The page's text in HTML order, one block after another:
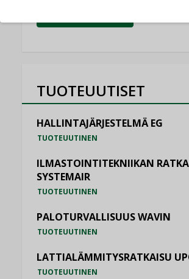
TUOTEUUTISET
HALLINTAJÄRJESTELMÄ EG
TUOTEUUTINEN
ILMASTOINTITEKNIIKAN
SYSTEMAIR
TUOTEUUTINEN
PALOTURVALLISUUS WAVIN
TUOTEUUTINEN
LATTIALÄMMITYSRATKAISU
TUOTEUUTINEN